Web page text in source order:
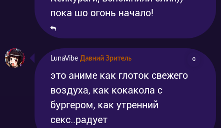
пока шо огонь начало!
LunaVibe Давний Зритель 0
это аниме как глоток свежего
воздуха, как кокакола с
бургером, как утренний
секс..радует